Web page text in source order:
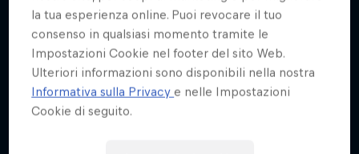
la tua esperienza online. Puoi revocare il tuo
consenso in qualsiasi momento tramite le
Impostazioni Cookie nel footer del sito Web.
Ulteriori informazioni sono disponibili nella nostra
Informativa sulla Privacye nelle Impostazioni
Cookie di seguito.